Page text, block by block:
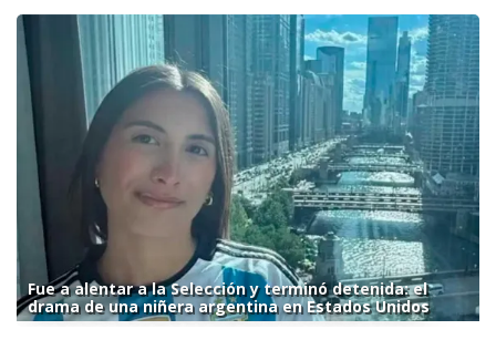
Fue a alentar a la Selección y terminó detenida: el
drama de una niñera argentina en Estados Unidos